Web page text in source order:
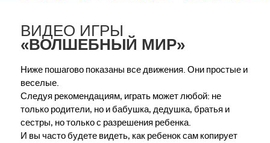
ВИДЕО ИГРЫ
«ВОЛШЕБНЫЙ МИР»
Ниже пошагово показаны все движения. Они простые и
веселые.
Следуя рекомендациям, играть может любой: не
только родители, но и бабушка, дедушка, братья и
сестры, но только с разрешения ребенка.
И вы часто будете видеть, как ребенок сам копирует